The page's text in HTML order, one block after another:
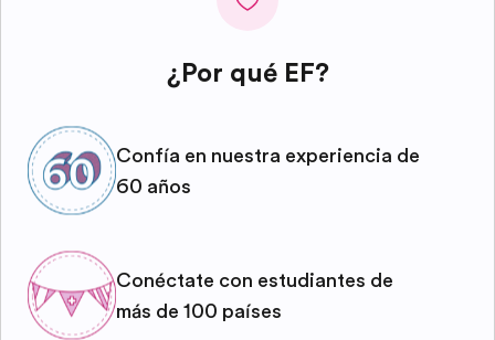
¿Por qué EF?
Confía en nuestra experiencia de
60 años
Conéctate con estudiantes de
más de 100 países